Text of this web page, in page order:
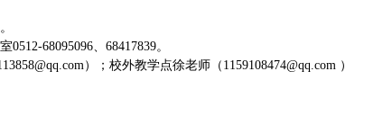
68095096、68417839。
）；校外教学点徐老师（1159108474@qq.com ）